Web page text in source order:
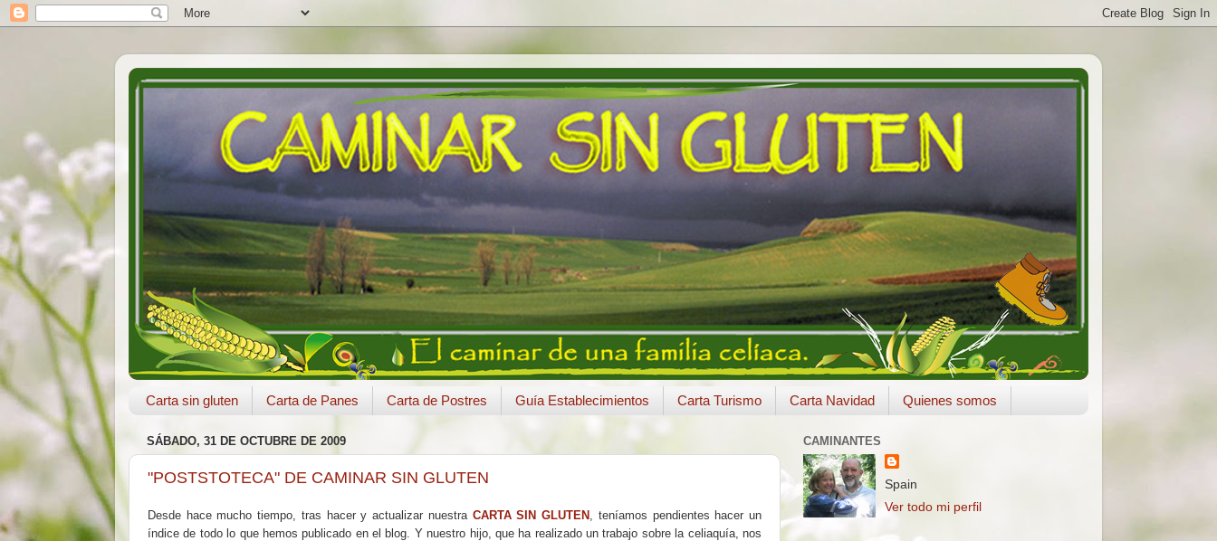
Carta sin gluten Carta de Panes Carta de Postres Guía Establecimientos Carta Turismo Carta Navidad Quienes somos
SÁBADO, 31 DE OCTUBRE DE 2009
"POSTSTOTECA" DE CAMINAR SIN GLUTEN
Desde hace mucho tiempo, tras hacer y actualizar nuestra CARTA SIN GLUTEN , teníamos pendientes hacer un
índice de todo lo que hemos publicado en el blog. Y nuestro hijo, que ha realizado un trabajo sobre la celiaquía, nos
CAMINANTES
Spain
Ver todo mi perfil